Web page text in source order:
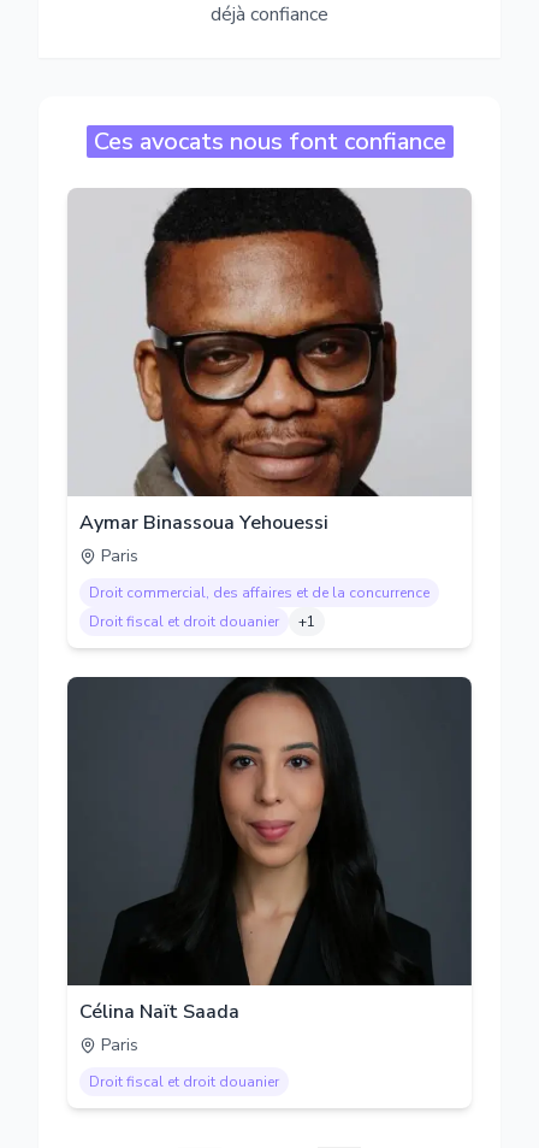
déjà confiance
Ces avocats nous font confiance
Aymar Binassoua Yehouessi
Paris
Droit commercial, des affaires et de la concurrence
Droit fiscal et droit douanier
+1
Célina Naït Saada
Paris
Droit fiscal et droit douanier